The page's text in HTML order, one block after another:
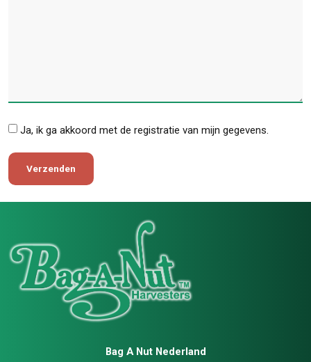
* Ja, ik ga akkoord met de registratie van mijn gegevens.
Bag A Nut Nederland